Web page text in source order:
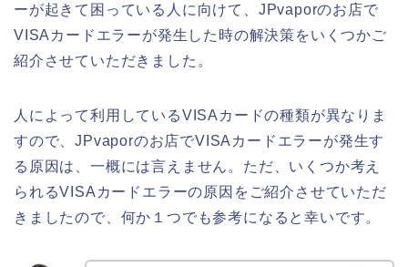
ーが起きて困っている人に向けて、JPvaporのお店で
VISAカードエラーが発生した時の解決策をいくつかご
紹介させていただきました。
人によって利用しているVISAカードの種類が異なりま
すので、JPvaporのお店でVISAカードエラーが発生す
る原因は、一概には言えません。ただ、いくつか考え
られるVISAカードエラーの原因をご紹介させていただ
きましたので、何か１つでも参考になると幸いです。